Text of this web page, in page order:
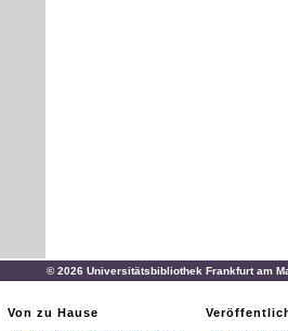
© 2026 Universitätsbibliothek Frankfurt am
Von zu Hause